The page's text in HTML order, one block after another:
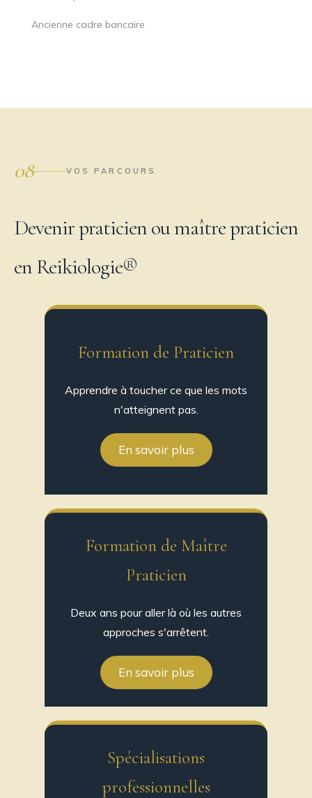
Ancienne cadre bancaire
08 VOS PARCOURS
Devenir praticien ou maître praticien
en Reikiologie®
Formation de Praticien
Apprendre à toucher ce que les mots
n'atteignent pas.
En savoir plus
Formation de Maître
Praticien
Deux ans pour aller là où les autres
approches s'arrêtent.
En savoir plus
Spécialisations
professionnelles